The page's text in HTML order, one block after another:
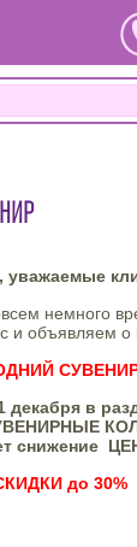
уважаемые
немного
и объявляем о
декабряв
снижение
до 30%